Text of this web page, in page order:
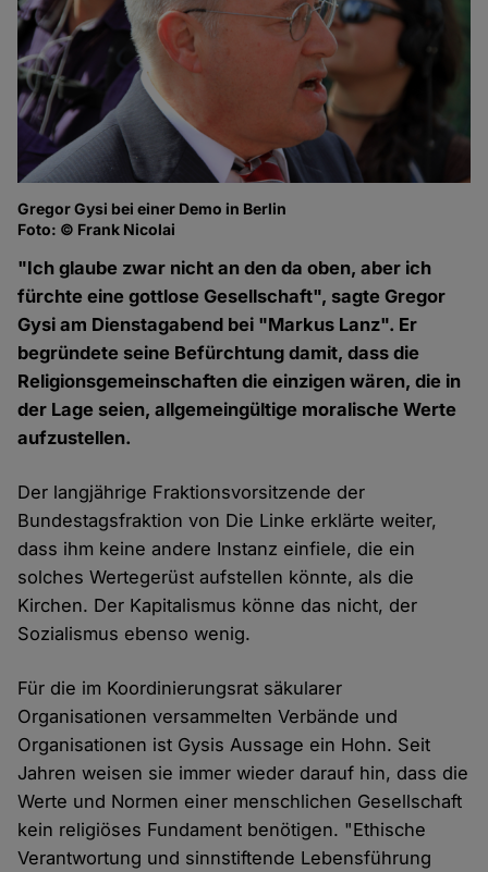
Gregor Gysi bei einer Demo in Berlin
Foto: © Frank Nicolai
"Ich glaube zwar nicht an den da oben, aber ich
fürchte eine gottlose Gesellschaft", sagte Gregor
Gysi am Dienstagabend bei "Markus Lanz". Er
begründete seine Befürchtung damit, dass die
Religionsgemeinschaften die einzigen wären, die in
der Lage seien, allgemeingültige moralische Werte
aufzustellen.
Der langjährige Fraktionsvorsitzende der
Bundestagsfraktion von Die Linke erklärte weiter,
dass ihm keine andere Instanz einfiele, die ein
solches Wertegerüst aufstellen könnte, als die
Kirchen. Der Kapitalismus könne das nicht, der
Sozialismus ebenso wenig.
Für die im Koordinierungsrat säkularer
Organisationen versammelten Verbände und
Organisationen ist Gysis Aussage ein Hohn. Seit
Jahren weisen sie immer wieder darauf hin, dass die
Werte und Normen einer menschlichen Gesellschaft
kein religiöses Fundament benötigen. "Ethische
Verantwortung und sinnstiftende Lebensführung